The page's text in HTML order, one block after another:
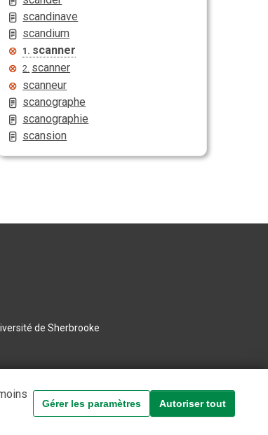
scandinave
scandium
1. scanner
2. scanner
scanneur
scanographe
scanographie
scansion
de Sherbrooke
Gérer les paramètres Autoriser tout